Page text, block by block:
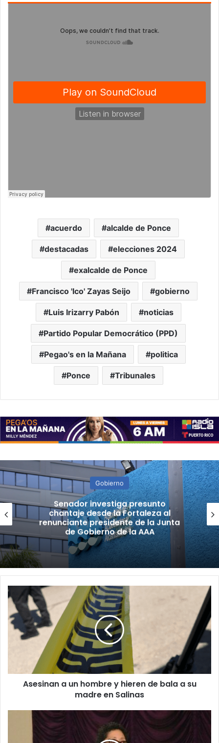
acuerdo alcalde de Ponce
destacadas elecciones 2024
exalcalde de Ponce
Francisco 'Ico' Zayas Seijo gobierno
Luis Irizarry Pabón noticias
Partido Popular Democrático (PPD)
Pegao's en la Mañana politica
Ponce Tribunales
Gobierno
Senador investiga presunto
chantaje desde la Fortaleza al
renunciante presidente de la Junta
de Gobierno de la AAA
Asesinan
a
un
hombre
hieren
a
Asesinan a un hombre y hieren de bala a su
madre en Salinas
profesionales